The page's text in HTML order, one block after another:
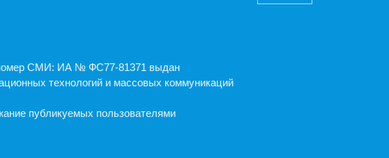
номер СМИ: ИА № ФС77-81371 выдан
технологий и массовых коммуникаций
публикуемых пользователями